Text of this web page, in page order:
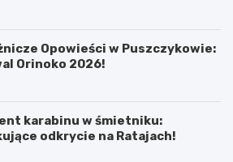
Opowieści w Puszczykowie:
Orinoko 2026!
karabinu w śmietniku:
odkrycie na Ratajach!